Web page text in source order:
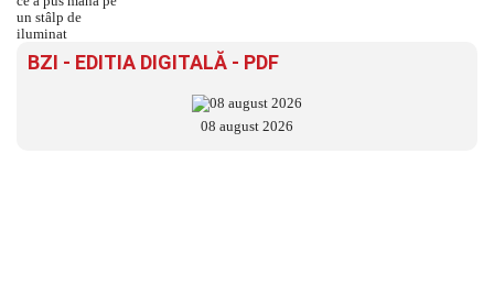
BZI - EDITIA DIGITALĂ - PDF
08 august 2026